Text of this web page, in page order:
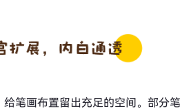
笔画布置留出充足的空间。部分笔